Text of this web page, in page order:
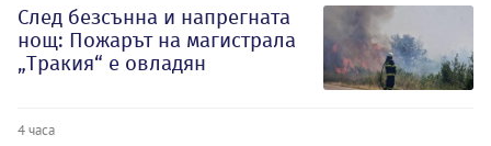
След безсънна и напрегната
нощ: Пожарът на магистрала
„Тракия“ е овладян
4 часа